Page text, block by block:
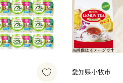
寄附金特例控除の適用が受けら
、適用を受けるためには寄附者
ります。）
年９月２６日付け総税市第１２０
愛知県小牧市